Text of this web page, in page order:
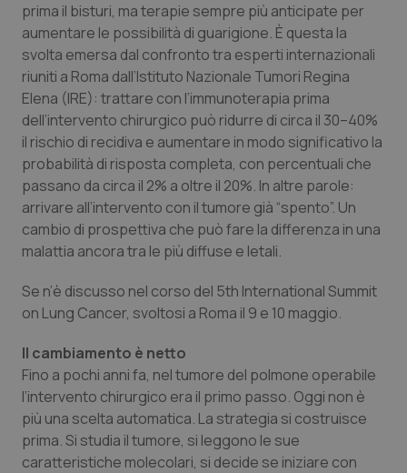
Basilicata
Calabria
Campania
Emilia-Romagna
Friuli Venezia Giulia
Lazio
Liguria
Lombardia
Marche
Molise
Artrite & artrosi
Asma & BPCO
Car-T
Colesterolo & coronaropatie
Dermatite Atopica
Diabete & glucometri
Disturbi dell’umore
Dolore
Donna & Salute
Epatiti
QS Club Newsletter
prima il bisturi, ma terapie sempre più anticipate per
aumentare le possibilità di guarigione. È questa la
svolta emersa dal confronto tra esperti internazionali
riuniti a Roma dall’Istituto Nazionale Tumori Regina
Elena (IRE): trattare con l’immunoterapia prima
dell’intervento chirurgico può ridurre di circa il 30–40%
il rischio di recidiva e aumentare in modo significativo la
probabilità di risposta completa, con percentuali che
passano da circa il 2% a oltre il 20%. In altre parole:
arrivare all’intervento con il tumore già “spento”. Un
cambio di prospettiva che può fare la differenza in una
malattia ancora tra le più diffuse e letali.
Se n’è discusso nel corso del 5th International Summit
on Lung Cancer, svoltosi a Roma il 9 e 10 maggio.
Il cambiamento è netto
Fino a pochi anni fa, nel tumore del polmone operabile
l’intervento chirurgico era il primo passo. Oggi non è
più una scelta automatica. La strategia si costruisce
prima. Si studia il tumore, si leggono le sue
caratteristiche molecolari, si decide se iniziare con